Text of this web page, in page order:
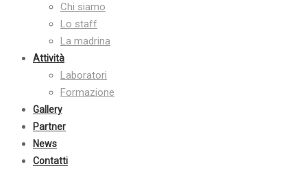
Chi siamo
Lo staff
La madrina
Attività
Laboratori
Formazione
Gallery
Partner
News
Contatti